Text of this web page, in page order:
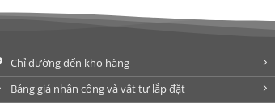
Chỉ đường đến kho hàng
Bảng giá nhân công và vật tư lắp đặt